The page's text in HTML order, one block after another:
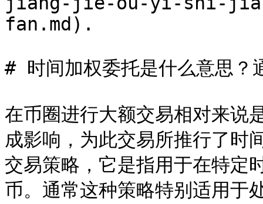
fan.md).
# 时间加权委托是什么意思？
在币圈进行大额交易相对来说
成影响，为此交易所推行了时
交易策略，它是指用于在特定
币。通常这种策略特别适用于